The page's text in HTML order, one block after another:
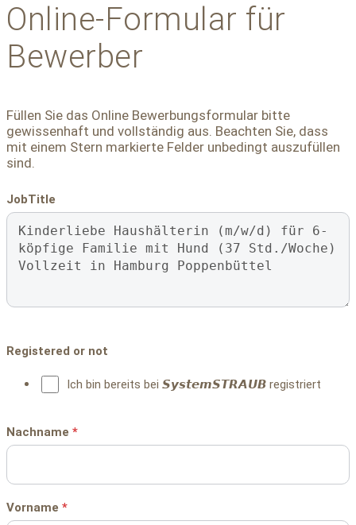
Online-Formular für
Bewerber
Füllen Sie das Online Bewerbungsformular bitte
gewissenhaft und vollständig aus. Beachten Sie, dass
mit einem Stern markierte Felder unbedingt auszufüllen
sind.
JobTitle
Registered or not
Ich bin bereits bei 𝙎𝙮𝙨𝙩𝙚𝙢𝙎𝙏𝙍𝘼𝙐𝘽 registriert
Nachname *
Vorname *